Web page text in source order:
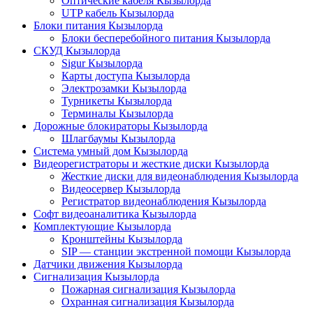
UTP кабель Кызылорда
Блоки питания Кызылорда
Блоки бесперебойного питания Кызылорда
СКУД Кызылорда
Sigur Кызылорда
Карты доступа Кызылорда
Электрозамки Кызылорда
Турникеты Кызылорда
Терминалы Кызылорда
Дорожные блокираторы Кызылорда
Шлагбаумы Кызылорда
Система умный дом Кызылорда
Видеорегистраторы и жесткие диски Кызылорда
Жесткие диски для видеонаблюдения Кызылорда
Видеосервер Кызылорда
Регистратор видеонаблюдения Кызылорда
Софт видеоаналитика Кызылорда
Комплектующие Кызылорда
Кронштейны Кызылорда
SIP — станции экстренной помощи Кызылорда
Датчики движения Кызылорда
Сигнализация Кызылорда
Пожарная сигнализация Кызылорда
Охранная сигнализация Кызылорда